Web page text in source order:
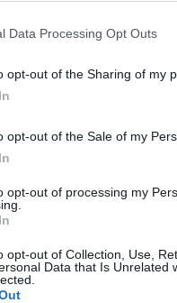
Data Processing Opt Outs
opt-out of the Sharing of my
opt-out of the Sale of my
opt-out of processing my
opt-out of Collection, Use,
Data that Is Unrelated
in tavola
ricevano 45
posseduta, il che
azioni negli
è un vero e proprio
un leader nella